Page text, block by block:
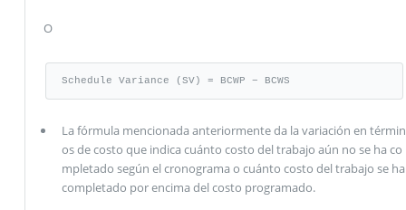
O
Schedule Variance (SV) = BCWP − BCWS
La fórmula mencionada anteriormente da la variación en términ
os de costo que indica cuánto costo del trabajo aún no se ha co
mpletado según el cronograma o cuánto costo del trabajo se ha
completado por encima del costo programado.